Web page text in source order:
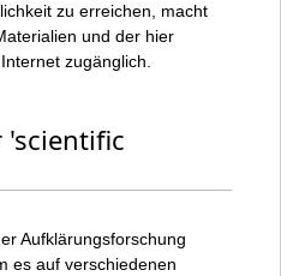
zu erreichen, macht
und der hier
zugänglich.
'scientific
Aufklärungsforschung
es auf verschiedenen